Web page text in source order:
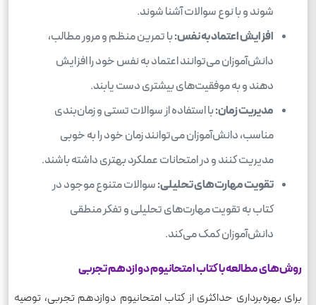
شوند و با نوع سوالات آشنا شوند.
افزایش اعتماد به نفس:با تمرین منظم و مرور مطالب،
دانش‌آموزان می‌توانند اعتماد به نفس خود را افزایش
دهند و به موفقیت‌های بیشتری دست یابند.
مدیریت زمان:با استفاده از سوالات تستی و زمان‌بندی
مناسب، دانش‌آموزان می‌توانند زمان خود را به خوبی
مدیریت کنند و در امتحانات عملکرد بهتری داشته باشند.
تقویت مهارت‌های تحلیلی:سوالات متنوع موجود در
کتاب به تقویت مهارت‌های تحلیلی و تفکر منطقی
دانش‌آموزان کمک می‌کند.
روش‌های مطالعه با کتاب امتحانیوم دوازدهم تجربی
برای بهره‌برداری حداکثری از کتاب امتحانیوم دوازدهم تجربی، توصیه